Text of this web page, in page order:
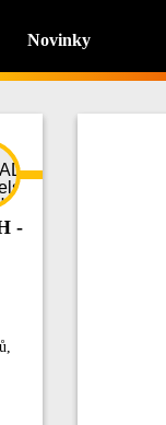
Novinky
-